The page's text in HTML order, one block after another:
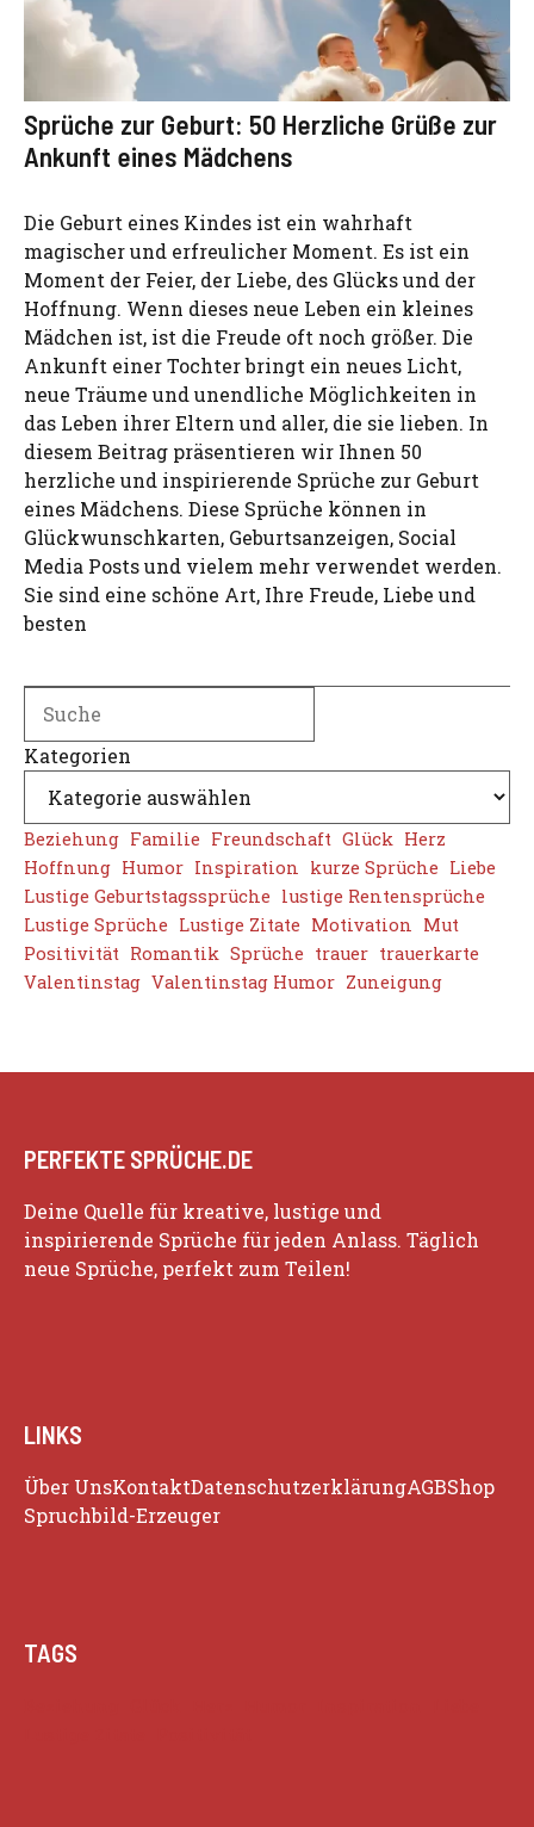
Sprüche zur Geburt: 50 Herzliche Grüße zur
Ankunft eines Mädchens
Die Geburt eines Kindes ist ein wahrhaft
magischer und erfreulicher Moment. Es ist ein
Moment der Feier, der Liebe, des Glücks und der
Hoffnung. Wenn dieses neue Leben ein kleines
Mädchen ist, ist die Freude oft noch größer. Die
Ankunft einer Tochter bringt ein neues Licht,
neue Träume und unendliche Möglichkeiten in
das Leben ihrer Eltern und aller, die sie lieben. In
diesem Beitrag präsentieren wir Ihnen 50
herzliche und inspirierende Sprüche zur Geburt
eines Mädchens. Diese Sprüche können in
Glückwunschkarten, Geburtsanzeigen, Social
Media Posts und vielem mehr verwendet werden.
Sie sind eine schöne Art, Ihre Freude, Liebe und
besten
Search
Kategorien
Beziehung Familie Freundschaft Glück Herz
Hoffnung Humor Inspiration kurze Sprüche Liebe
Lustige Geburtstagssprüche lustige Rentensprüche
Lustige Sprüche Lustige Zitate Motivation Mut
Positivität Romantik Sprüche trauer trauerkarte
Valentinstag Valentinstag Humor Zuneigung
PERFEKTE SPRÜCHE.DE
Deine Quelle für kreative, lustige und
inspirierende Sprüche für jeden Anlass. Täglich
neue Sprüche, perfekt zum Teilen!
LINKS
Über UnsKontaktDatenschutzerklärungAGBShop
Spruchbild-Erzeuger
TAGS